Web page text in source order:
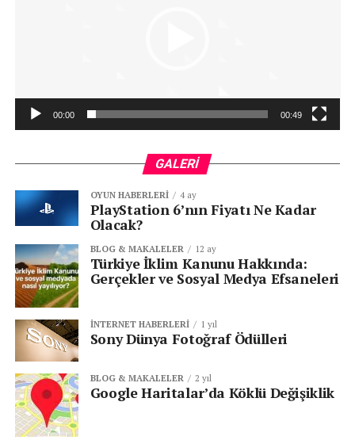
00:00 00:49
GALERI
OYUN HABERLERI 4 ay
PlayStation 6’nın Fiyatı Ne Kadar
Olacak?
BLOG & MAKALELER 12 ay
Türkiye İklim Kanunu Hakkında:
Gerçekler ve Sosyal Medya Efsaneleri
İNTERNET HABERLERI 1 yıl
Sony Dünya Fotoğraf Ödülleri
BLOG & MAKALELER 2 yıl
Google Haritalar’da Köklü Değişiklik